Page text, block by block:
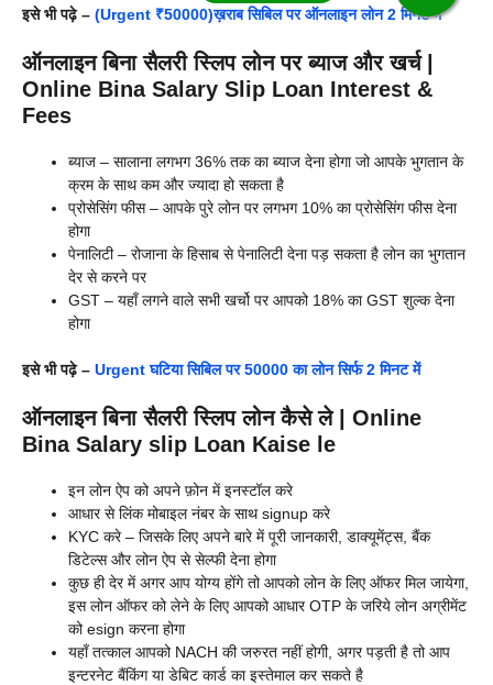
इसे भी पढ़े – (Urgent ₹50000)ख़राब सिबिल पर ऑनलाइन लोन 2 मिनट में
ऑनलाइन बिना सैलरी स्लिप लोन पर ब्याज और खर्च |
Online Bina Salary Slip Loan Interest &
Fees
ब्याज – सालाना लगभग 36% तक का ब्याज देना होगा जो आपके भुगतान के
क्रम के साथ कम और ज्यादा हो सकता है
प्रोसेसिंग फीस – आपके पुरे लोन पर लगभग 10% का प्रोसेसिंग फीस देना
होगा
पेनालिटी – रोजाना के हिसाब से पेनालिटी देना पड़ सकता है लोन का भुगतान
देर से करने पर
GST – यहाँ लगने वाले सभी खर्चो पर आपको 18% का GST शुल्क देना
होगा
इसे भी पढ़े – Urgent घटिया सिबिल पर 50000 का लोन सिर्फ 2 मिनट में
ऑनलाइन बिना सैलरी स्लिप लोन कैसे ले | Online
Bina Salary slip Loan Kaise le
इन लोन ऐप को अपने फ़ोन में इनस्टॉल करे
आधार से लिंक मोबाइल नंबर के साथ signup करे
KYC करे – जिसके लिए अपने बारे में पूरी जानकारी, डाक्यूमेंट्स, बैंक
डिटेल्स और लोन ऐप से सेल्फी देना होगा
कुछ ही देर में अगर आप योग्य होंगे तो आपको लोन के लिए ऑफर मिल जायेगा,
इस लोन ऑफर को लेने के लिए आपको आधार OTP के जरिये लोन अग्रीमेंट
को esign करना होगा
यहाँ तत्काल आपको NACH की जरुरत नहीं होगी, अगर पड़ती है तो आप
इन्टरनेट बैंकिंग या डेबिट कार्ड का इस्तेमाल कर सकते है